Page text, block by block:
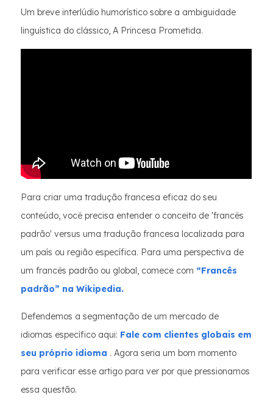
Um breve interlúdio humorístico sobre a ambiguidade
linguística do clássico, A Princesa Prometida.
Para criar uma tradução francesa eficaz do seu
conteúdo, você precisa entender o conceito de 'francês
padrão' versus uma tradução francesa localizada para
um país ou região específica. Para uma perspectiva de
um francês padrão ou global, comece com “Francês
padrão” na Wikipedia.
Defendemos a segmentação de um mercado de
idiomas específico aqui: Fale com clientes globais em
seu próprio idioma . Agora seria um bom momento
para verificar esse artigo para ver por que pressionamos
essa questão.